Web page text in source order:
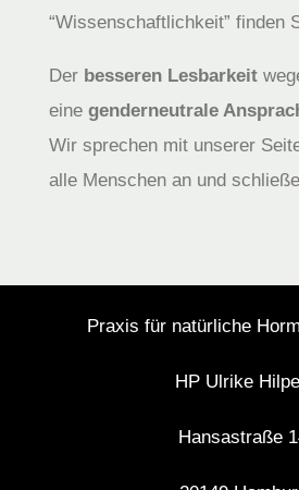
“Wissenschaftlichkeit” finden
Der besseren Lesbarkeit
eine genderneutrale
Wir sprechen mit unserer
alle Menschen an und
Praxis für natürliche
HP Ulrike
Hansastraße